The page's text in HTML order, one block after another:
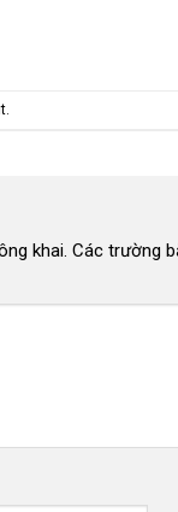
khai. Các trường